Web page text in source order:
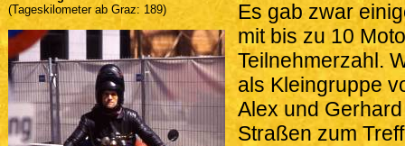
(Tageskilometer ab Graz: 189)
Es gab zwar
mit bis zu 10
Teilnehmerzahl.
als Kleingruppe
Alex und
Straßen zum